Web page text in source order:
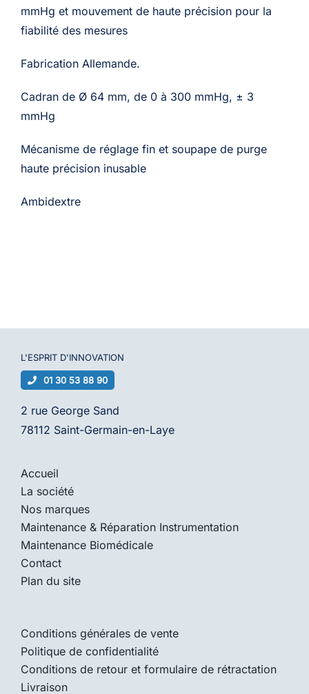
mmHg et mouvement de haute précision pour la
fiabilité des mesures
Fabrication Allemande.
Cadran de Ø 64 mm, de 0 à 300 mmHg, ± 3
mmHg
Mécanisme de réglage fin et soupape de purge
haute précision inusable
Ambidextre
L'ESPRIT D'INNOVATION
01 30 53 88 90
2 rue George Sand
78112 Saint-Germain-en-Laye
Accueil
La société
Nos marques
Maintenance & Réparation Instrumentation
Maintenance Biomédicale
Contact
Plan du site
Conditions générales de vente
Politique de confidentialité
Conditions de retour et formulaire de rétractation
Livraison